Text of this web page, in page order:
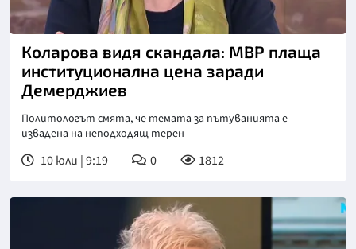
Снимка: бТВ
Коларова видя скандала: МВР плаща
институционална цена заради
Демерджиев
Политологът смята, че темата за пътуванията е
извадена на неподходящ терен
10 юли | 9:19 0 1812